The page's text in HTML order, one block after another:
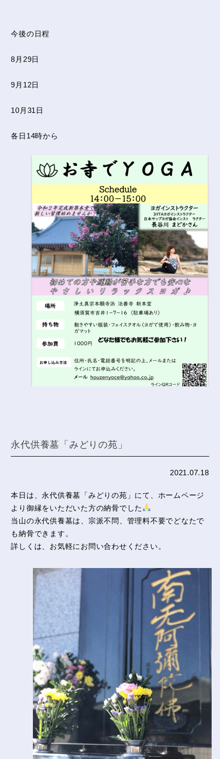
今後の日程
8月29日
9月12日
10月31日
各日14時から
永代供養墓「みどりの苑」
2021.07.18
本日は、永代供養墓「みどりの苑」にて、ホームページ
より御縁をいただいた方の納骨でした
当山の永代供養墓は、宗派不問、管理料不要でどなたで
も納骨できます。
詳しくは、お気軽にお問い合わせください。